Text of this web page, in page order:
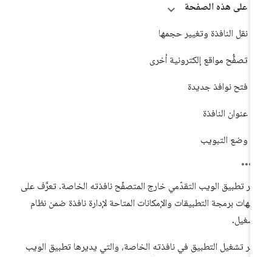
على هذه الصفحة
نقل النافذة وتغيير حجمها
تصفُّح مواقع إلكترونية أخرى
فتح نوافذ جديدة
عنوان النافذة
وضع التبويب
تطبيق الويب التقدّمي خارج المتصفّح نافذته الخاصة. تعرَّف على
برمجة التطبيقات والإمكانات المتاحة لإدارة نافذة ضمن نظام
تشغيل التطبيق في نافذته الخاصة، والتي يديرها تطبيق الويب